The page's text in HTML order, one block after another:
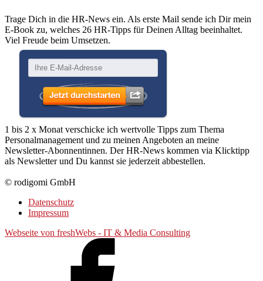
Trage Dich in die HR-News ein. Als erste Mail sende ich Dir mein
E-Book zu, welches 26 HR-Tipps für Deinen Alltag beeinhaltet.
Viel Freude beim Umsetzen.
1 bis 2 x Monat verschicke ich wertvolle Tipps zum Thema
Personalmanagement und zu meinen Angeboten an meine
Newsletter-Abonnentinnen. Der HR-News kommen via Klicktipp
als Newsletter und Du kannst sie jederzeit abbestellen.
© rodigomi GmbH
Datenschutz
Impressum
Webseite von freshWebs - IT & Media Consulting